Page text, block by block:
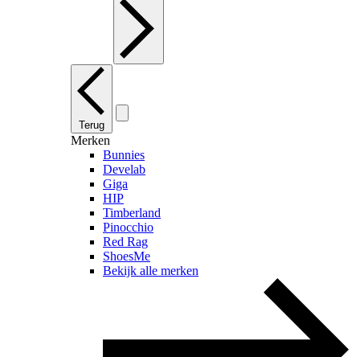
Terug
Merken
Bunnies
Develab
Giga
HIP
Timberland
Pinocchio
Red Rag
ShoesMe
Bekijk alle merken